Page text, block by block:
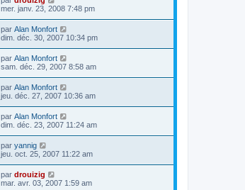
mer. janv. 23, 2008 7:48 pm
par Alan Monfort
dim. déc. 30, 2007 10:34 pm
par Alan Monfort
sam. déc. 29, 2007 8:58 am
par Alan Monfort
jeu. déc. 27, 2007 10:36 am
par Alan Monfort
dim. déc. 23, 2007 11:24 am
par yannig
jeu. oct. 25, 2007 11:22 am
par drouizig
mar. avr. 03, 2007 1:59 am